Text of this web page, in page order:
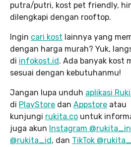
putra/putri, kost pet friendly,
dilengkapi dengan rooftop.
Ingin cari kost lainnya yang
dengan harga murah? Yuk,
di infokost.id. Ada banyak kost
sesuai dengan kebutuhanmu!
Jangan lupa unduh aplikasi
di PlayStore dan Appstore atau
kunjungi rukita.co untuk
juga akun Instagram
@rukita_id, dan TikTok